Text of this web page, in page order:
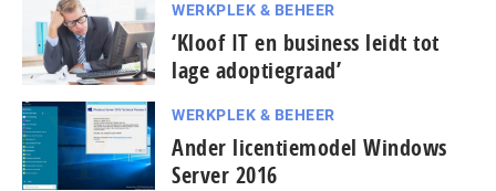
WERKPLEK & BEHEER
‘Kloof IT en business leidt tot
lage adoptiegraad’
WERKPLEK & BEHEER
Ander licentiemodel Windows
Server 2016